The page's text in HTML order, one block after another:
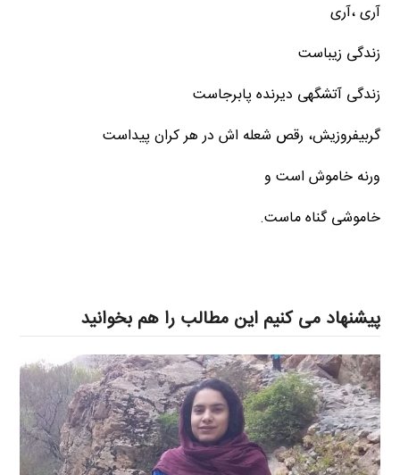
آری ،آری
زندگی زیباست
زندگی آتشگهی دیرنده پابرجاست
گربیفروزیش، رقص شعله اش در هر کران پیداست
ورنه خاموش است و
خاموشی گناه ماست.
پیشنهاد می کنیم این مطالب را هم بخوانید